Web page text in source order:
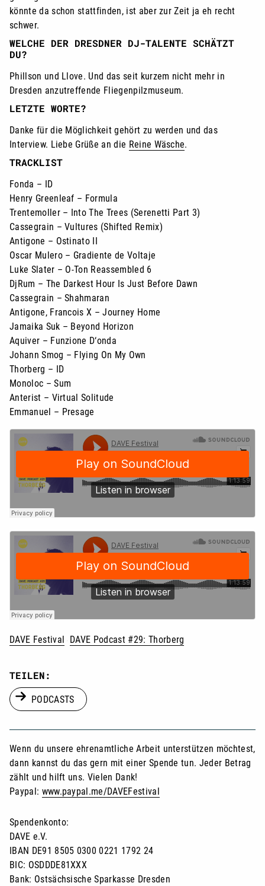
könnte da schon stattfinden, ist aber zur Zeit ja eh recht
schwer.
WELCHE DER DRESDNER DJ-TALENTE SCHÄTZT
DU?
Phillson und Llove. Und das seit kurzem nicht mehr in
Dresden anzutreffende Fliegenpilzmuseum.
LETZTE WORTE?
Danke für die Möglichkeit gehört zu werden und das
Interview. Liebe Grüße an die Reine Wäsche.
TRACKLIST
Fonda – ID
Henry Greenleaf – Formula
Trentemoller – Into The Trees (Serenetti Part 3)
Cassegrain – Vultures (Shifted Remix)
Antigone – Ostinato II
Oscar Mulero – Gradiente de Voltaje
Luke Slater – O-Ton Reassembled 6
DjRum – The Darkest Hour Is Just Before Dawn
Cassegrain – Shahmaran
Antigone, Francois X – Journey Home
Jamaika Suk – Beyond Horizon
Aquiver – Funzione D‘onda
Johann Smog – Flying On My Own
Thorberg – ID
Monoloc – Sum
Anterist – Virtual Solitude
Emmanuel – Presage
DAVE Festival · DAVE Podcast #29: Thorberg
TEILEN:
PODCASTS
Wenn du unsere ehrenamtliche Arbeit unterstützen möchtest,
dann kannst du das gern mit einer Spende tun. Jeder Betrag
zählt und hilft uns. Vielen Dank!
Paypal: www.paypal.me/DAVEFestival
Spendenkonto:
DAVE e.V.
IBAN DE91 8505 0300 0221 1792 24
BIC: OSDDDE81XXX
Bank: Ostsächsische Sparkasse Dresden